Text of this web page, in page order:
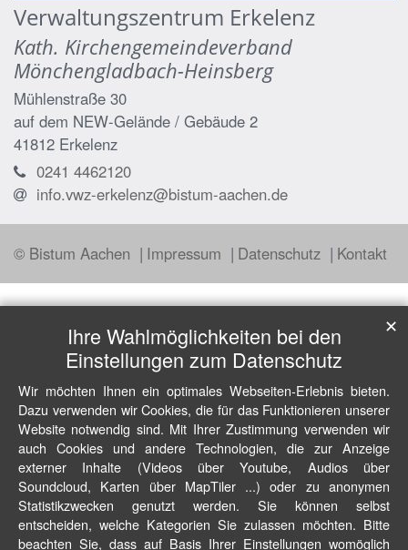
Verwaltungszentrum Erkelenz
Kath. Kirchengemeindeverband
Mönchengladbach-Heinsberg
Mühlenstraße 30
auf dem NEW-Gelände / Gebäude 2
41812 Erkelenz
0241 4462120
info.vwz-erkelenz@bistum-aachen.de
© Bistum Aachen Impressum Datenschutz Kontakt
Ihre Wahlmöglichkeiten bei den
Einstellungen zum Datenschutz
Wir möchten Ihnen ein optimales Webseiten-Erlebnis bieten.
Dazu verwenden wir Cookies, die für das Funktionieren unserer
Website notwendig sind. Mit Ihrer Zustimmung verwenden wir
auch Cookies und andere Technologien, die zur Anzeige
externer Inhalte (Videos über Youtube, Audios über
Soundcloud, Karten über MapTiler ...) oder zu anonymen
Statistikzwecken genutzt werden. Sie können selbst
entscheiden, welche Kategorien Sie zulassen möchten. Bitte
beachten Sie, dass auf Basis Ihrer Einstellungen womöglich
✕